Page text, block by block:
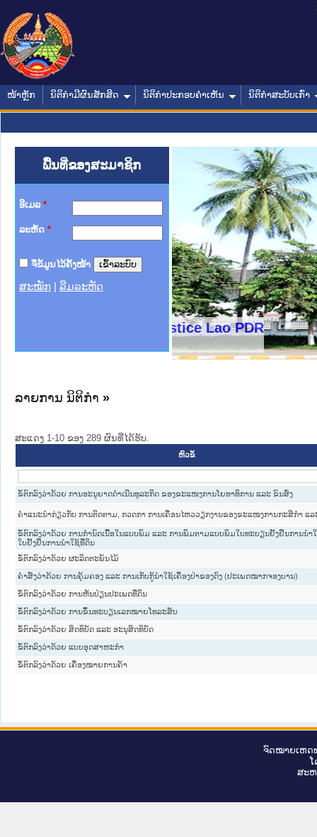
ໜ້າຫຼັກ ນິຕິກໍາມີຜົນສັກສິດ ນິຕິກໍາປະກອບຄໍາເຫັນ ນິຕິກໍາສະບັບເກົ່າ
ພື້ນທີ່ຂອງສະມາຊິກ
ອີເມລ *
ລະຫັດ *
ຈື່ຂໍ້ມູນໄວ້ຄັ້ງໜ້າ
ສະໝັກ ລືມລະຫັດ
Ministry of Justice Lao PDR
າຊົນ ພາກເໜືອ
ການ
ກາງ
ໃຕ້
ຕຳຫຼວດປະຊາຊົນ
ສັນຕິບານປະຊາຊົນ
ກເໜືອ
າຊົນ ພາກກາງ
ລາຍການ ນິຕິກໍາ »
ສະແດງ 1-10 ຂອງ 289 ຜົນທີ່ໄດ້ຮັບ.
ຫົວຂໍ້
ຂໍ້ຕົກລົງວ່າດ້ວຍ ການອະນຸຍາດດຳເນີນທຸລະກິດ ຂອງຂະແໜງການໂຍທາທິການ ແລະ ຂົນສົ່ງ
ຄຳແນະນຳກ່ຽວກັບ ການຕິດຕາມ, ກວດກາ ການເຄື່ອນໄຫວວຽກງານຂອງຂະແໜງການກະສິກຳ ແລ
ຂໍ້ຕົກລົງວ່າດ້ວຍ ການກຳນົດເນື້ອໃນແບບພິມ ແລະ ການພິມຕາມແບບພິມໃບທະບຽນຢັ້ງຢືນການນຳ
ໃບຢັ້ງຢືນການນຳໃຊ້ທີ່ດິນ
ຂໍ້ຕົກລົງວ່າດ້ວຍ ຜະລິດຕະພັນໄມ້
ຄຳສັ່ງວ່າດ້ວຍ ການຄຸ້ມຄອງ ແລະ ການເກັບກູ້ນຳໃຊ້ເຄື່ອງປ່າຂອງດົງ (ປະເພດໝາກຈອງບານ)
ຂໍ້ຕົກລົງວ່າດ້ວຍ ການຫັນປ່ຽນປະເພດທີ່ດິນ
ຂໍ້ຕົກລົງວ່າດ້ວຍ ການຂຶ້ນທະບຽນເລກໝາຍໂທລະສັບ
ຂໍ້ຕົກລົງວ່າດ້ວຍ ສິດທິບັດ ແລະ ອະນຸສິດທິບັດ
ຂໍ້ຕົກລົງວ່າດ້ວຍ ແບບອຸດສາຫະກໍາ
ຂໍ້ຕົກລົງວ່າດ້ວຍ ເຄື່ອງໝາຍການຄ້າ
ຈົດ​ໝາຍ​ເຫດ​
ສະ​ຫ